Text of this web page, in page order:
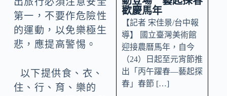
第一，不要作危險性
的運動，以免樂極生
悲，應提高警惕。
以下提供食、衣、
住、行、育、樂的
歡慶馬年
【記者 宋佳景/台中報
導】 國立臺灣美術館
迎接農曆馬年，自今
（24）日起至元宵節推
出「丙午躍春—藝起探
春」春節 […]